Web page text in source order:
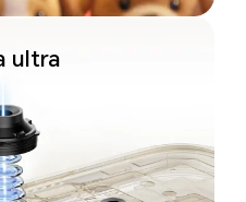
ultra